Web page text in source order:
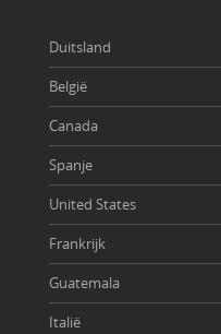
Duitsland
België
Canada
Spanje
United States
Frankrijk
Guatemala
Italië